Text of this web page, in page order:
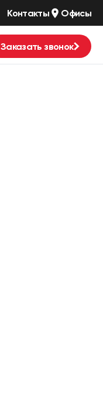
Контакты Офисы
Заказать звонок